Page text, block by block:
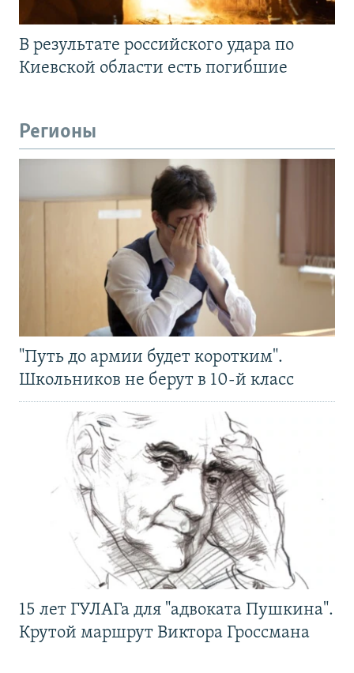
В результате российского удара по
Киевской области есть погибшие
Регионы
"Путь до армии будет коротким".
Школьников не берут в 10-й класс
15 лет ГУЛАГа для "адвоката Пушкина".
Крутой маршрут Виктора Гроссмана